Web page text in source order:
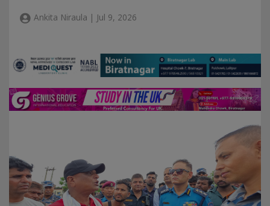
Ankita Niraula | Jul 9, 2026